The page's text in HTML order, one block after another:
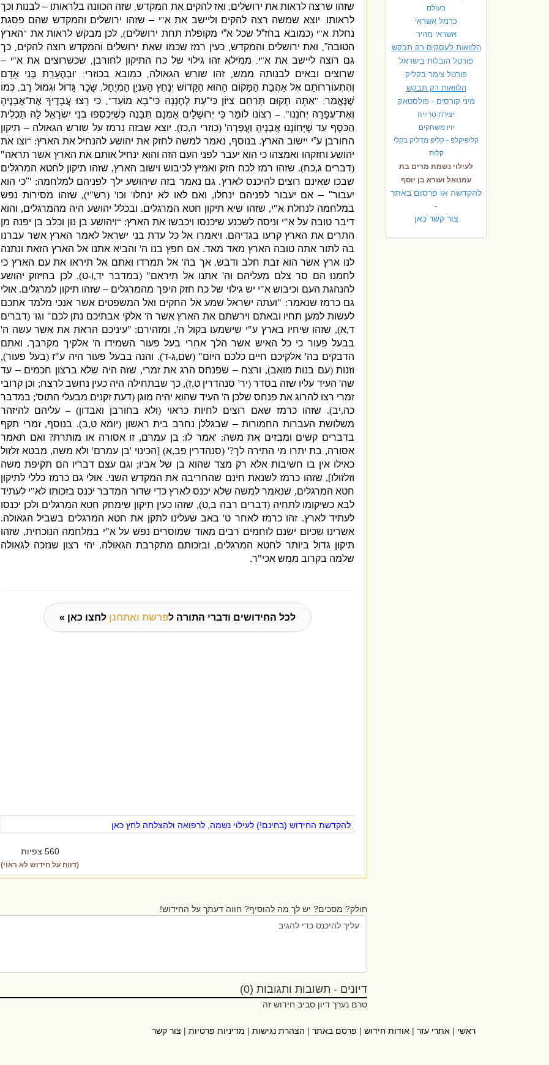
בעולם
כרמל אשראי
אשראי מהיר
הלוואות לעסקים רק תבקש
פורטל הובלות בישראל
פורטל צימר בקליק
הלוואות רק תבקש
מיני קורסים - פולסטאק
יצירת טריויה
יויו משחקים
קליפיקלפ - קליפ מדליק בקלי
קלות
לעילוי נשמת מרים בת
עמנואל ועזרא בן יוסף
להקדשה או פרסום באתר
-
צור קשר כאן
שזהו שרצה לראות את ירושלים; ואז להקים את המקדש, שזה הכוונה בלראותו – לבנות וכך
לראותו
יוצא שמשה רצה להקים וליישב את א"י – שזהו ירושלים והמקדש שהם פסגת
נחלת א"י (כמובא בחז”ל שכל א”י מקופלת תחת ירושלים), לכן מבקש לראות את "הארץ
הטובה”, ואת ירושלים והמקדש כעין רמז שכמו שאת ירושלים והמקדש רוצה להקים
כך
גם רוצה ליישב את א"י ממילא זהו גילוי של כח התיקון לחורבן שכשרוצים את א"י –
שרוצים ובאים לבנותה ממש
זהו שורש הגאולה ,כמובא בכוזרי: 'וּבְהֶעָרַת בְּנֵי אָדָם
וְהִתְעוֹרְרוּתָם אֶל אַהֲבַת הַמָּקוֹם הַהוּא הַקָּדוֹשׁ יְנַחֵץ הָעִנְיָן הַמְיֻחָל שָׂכָר גָּדוֹל וּגְמוּל רָב, כְּמוֹ
שֶׁנֶּאֱמַר: "אַתָּה תָקוּם תְּרַחֵם צִיּוֹן כִּי־עֵת לְחֶנְנָהּ כִּי־בָא מוֹעֵד", כִּי רָצוּ עֲבָדֶיךָ אֶת־אֲבָנֶיהָ
וְאֶת־עֲפָרָהּ יְחֹנֵנוּ". – רְצוֹנוֹ לוֹמַר כִּי יְרוּשָׁלַיִם אָמְנָם תִּבָּנֶה כְּשֶׁיִּכְסְפוּ בְנֵי יִשְׂרָאֵל לָהּ תַּכְלִית
הַכֹּסֶף עַד שֶׁיְּחוֹנְנוּ אֲבָנֶיהָ וַעֲפָרָה' (כוזרי ה,כז). יוצא שבזה נרמז על שורש הגאולה – תיקון
החורבן ע”י יישוב הארץ. בנוסף, נאמר למשה לחזק את יהושע להנחיל את הארץ: “וצו את
יהושע וחזקהו ואמצהו כי הוא יעבר לפני העם הזה והוא ינחיל אותם את הארץ אשר תראה"
(דברים ג,כח). שזהו רמז לכח חזק ואמיץ לכיבוש וישוב הארץ, שזהו תיקון לחטא המרגלים
שבכו שאינם רוצים להיכנס לארץ. גם נאמר בזה שיהושע ילך לפניהם למלחמה: '
"כי הוא
יעבור" – אם יעבור לפניהם ינחלו, ואם לאו לא ינחלו' וכו' (רש"י), שזהו מסירות נפש
במלחמה לנחלת א"י, שזהו שיא תיקון חטא המרגלים. ובכלל יהושע היה מהמרגלים, והוא
דיבר טובה על א"י וניסה לשכנע שיכנסו ויכבשו את הארץ: “ויהושע בן נון וכלב בן יפנה מן
התרים את הארץ קרעו בגדיהם. ויאמרו אל כל עדת בני ישראל לאמר הארץ אשר עברנו
בה לתור אתה טובה הארץ מאד מאד. אם חפץ בנו ה' והביא אתנו אל הארץ הזאת ונתנה
לנו ארץ אשר הוא זבת חלב ודבש.אך בה' אל תמרדו ואתם אל תיראו את עם הארץ כי
לחמנו הם סר צלם מעליהם וה' אתנו אל תיראם" (במדבר יד,ו-ט).לכן בחיזוק יהושע
להנהגת העם וכיבוש א"י יש גילוי של כח חזק היפך מהמרגלים – שזהו תיקון למרגלים. אולי
גם כרמז שנאמר: "ועתה ישראל שמע אל החקים ואל המשפטים אשר אנכי מלמד אתכם
לעשות למען תחיו ובאתם וירשתם את הארץ אשר ה'אלקי אבתיכם נתן לכם" וגו' (דברים
ד,א), שזהו שיחיו בארץ ע"י שישמעו בקול ה', ומזהירם: "עיניכם הראת את אשר עשה ה'
בבעל פעור כי כל האיש אשר הלך אחרי בעל פעור השמידו ה'אלקיך מקרבך. ואתם
הדבקים בה'אלקיכם חיים כלכם היום" (שם,ג-ד). והנה בבעל פעור היה ע"ז(בעל פעור),
וזנות(עם בנות מואב), ורצח – שפנחס הרג את זמרי, שזה היה שלא ברצון חכמים – עד
שה' העיד עליו שזה בסדר(יר' סנהדרין ט,ז),כך שבתחילה היה כעין נחשב לרצח; וכן קרובי
זמרי רצו להרוג את פנחס שלכן ה' העיד שהוא יהיה מוגן (דעת זקנים מבעלי התוס'; במדבר
כה,יב). שזהו כרמז שאם רוצים לחיות כראוי (ולא בחורבן ואבדון) – עליהם להיזהר
משלושת העברות החמורות – שבגללן נחרב בית ראשון (יומא ט,ב). בנוסף,זמרי תקף
בדברים קשים ומבזים את משה: 'אמר לו: בן עמרם, זו אסורה או מותרת? ואם תאמר
אסורה, בת יתרו מי התירה לך?' (סנהדרין פב,א) [הכינוי 'בן עמרם' ולא משה, מבטא זלזול
כאילו אין בו חשיבות אלא רק מצד שהוא בן של אביו; וגם עצם דבריו הם תקיפת משה
וזלזולו], שזהו כרמז לשנאת חינם שהחריבה את המקדש השני. אולי גם כרמז כללי לתיקון
חטא המרגלים, שנאמר למשה שלא יכנס לארץ כדי שדור המדבר יכנס בזכותו לא"י לעתיד
לבא כשיקומו לתחיה(דברים רבה ב,ט), שזהו כעין תיקון שימחק חטא המרגלים ולכן יכנסו
לעתיד לארץ. זהו כרמז לאחר ט' באב שעלינו לתקן את חטא המרגלים בשביל הגאולה.
אשרינו שכיום ישנם לוחמים רבים מאוד שמוסרים נפש על א"י במלחמה הנוכחית, שזהו
תיקון גדול ביותר לחטא המרגלים, ובזכותם מתקרבת הגאולה. יהי רצון שנזכה לגאולה
שלמה בקרוב ממש אכי"ר.
לכל החידושים ודברי התורה לפרשת ואתחנן לחצו כאן »
להקדשת החידוש (בחינם!) לעילוי נשמה, לרפואה ולהצלחה לחץ כאן
560 צפיות
(דווח על חידוש לא ראוי)
חולק? מסכים? יש לך מה להוסיף? חווה דעתך על החידוש!
דיונים - תשובות ותגובות (0)
טרם נערך דיון סביב חידוש זה
ראשי | אתרי עזר | אודות חידוש | פרסם באתר | הצהרת נגישות | מדיניות פרטיות | צור קשר